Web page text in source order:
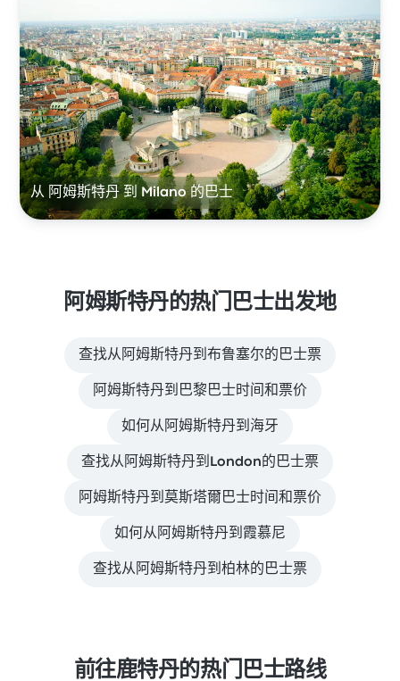
从 阿姆斯特丹 到 Milano 的巴士
阿姆斯特丹的热门巴士出发地
查找从阿姆斯特丹到布鲁塞尔的巴士票
阿姆斯特丹到巴黎巴士时间和票价
如何从阿姆斯特丹到海牙
查找从阿姆斯特丹到London的巴士票
阿姆斯特丹到莫斯塔爾巴士时间和票价
如何从阿姆斯特丹到霞慕尼
查找从阿姆斯特丹到柏林的巴士票
前往鹿特丹的热门巴士路线